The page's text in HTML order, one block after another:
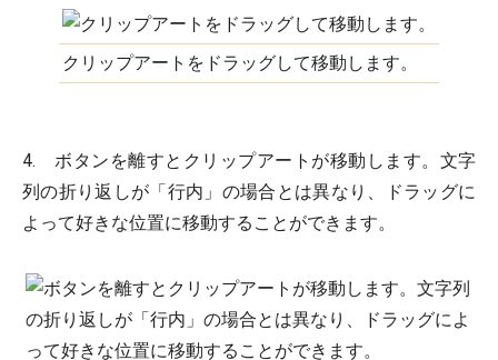
クリップアートをドラッグして移動します。
4. ボタンを離すとクリップアートが移動します。文字
列の折り返しが「行内」の場合とは異なり、ドラッグに
よって好きな位置に移動することができます。